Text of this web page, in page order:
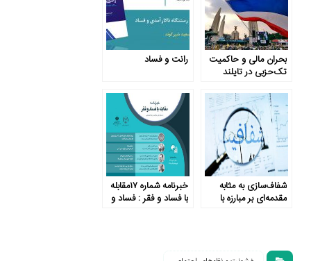
بحران مالی و حاکمیت
تک‌حزبی در تایلند
رانت و فساد
شفاف‌سازی به مثابه
مقدمه‌ای بر مبارزه با
خبرنامه شماره ۱۷مقابله
با فساد و فقر : فساد و